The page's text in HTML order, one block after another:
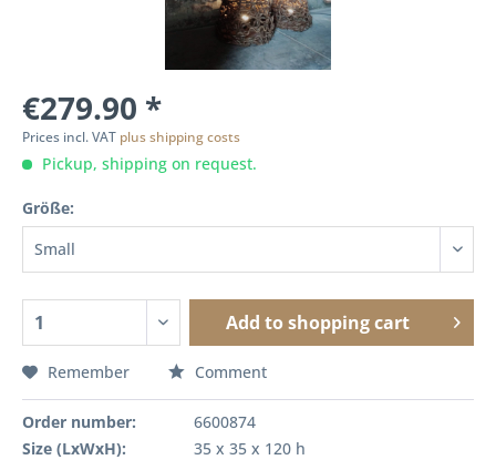
€279.90 *
Prices incl. VAT plus shipping costs
Pickup, shipping on request.
Größe:
Add to shopping cart
Remember Comment
Order number:
6600874
Size (LxWxH):
35 x 35 x 120 h